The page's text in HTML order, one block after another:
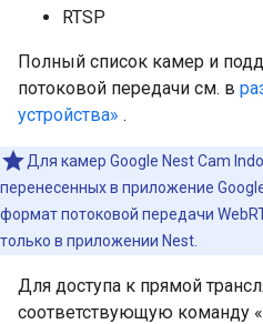
RTSP
Полный список камер и
потоковой передачи см. в
устройства» .
Для камер Google Nest Cam
перенесенных в приложение
формат потоковой передачи
только в приложении Nest.
Для доступа к прямой
соответствующую команду